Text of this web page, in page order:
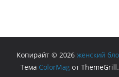
Копирайт © 2026 женский
Тема ColorMagот